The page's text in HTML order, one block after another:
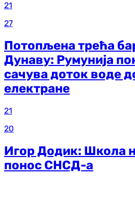
21
27
Потопљена трећа
Дунаву: Румунија
сачува доток воде
електране
21
20
Игор Додик: Школа
понос СНСД-а